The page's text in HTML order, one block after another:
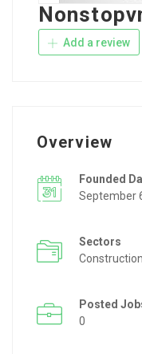
Add a review
Overview
Founded
September
Sectors
Construction
Posted
0